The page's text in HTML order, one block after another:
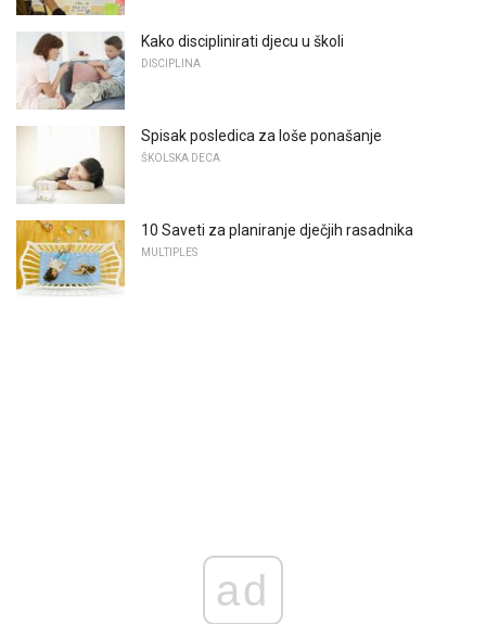
Kako disciplinirati djecu u školi
DISCIPLINA
Spisak posledica za loše ponašanje
ŠKOLSKA DECA
10 Saveti za planiranje dječjih rasadnika
MULTIPLES
ad